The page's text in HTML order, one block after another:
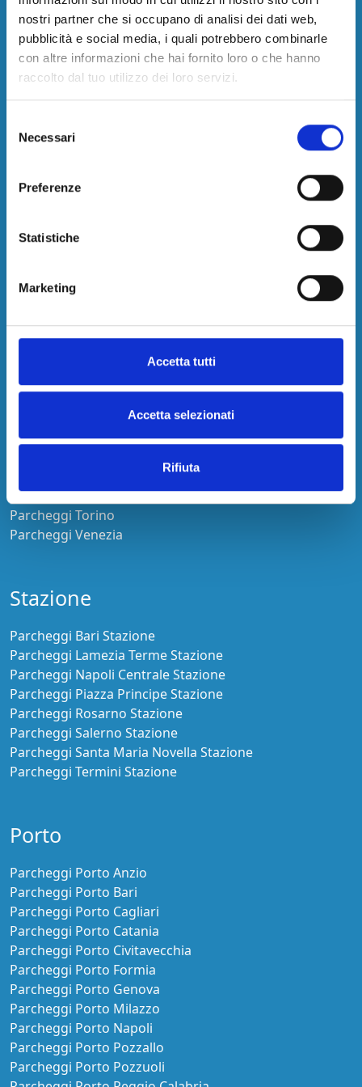
nostri partner che si occupano di analisi dei dati web,
pubblicità e social media, i quali potrebbero combinarle
con altre informazioni che hai fornito loro o che hanno
raccolto dal tuo utilizzo dei loro servizi.
delNecessari
Preferenze
Statistiche
Marketing
Accetta tutti
Accetta selezionati
Rifiuta
Parcheggi Aeroporto Comiso
Parcheggi Aeroporto Firenze
Parcheggi Aeroporto Fiumicino
Parcheggi Aeroporto Genova
Parcheggi Aeroporto Olbia-Costa Smeralda
Parcheggi Aeroporto Pescara
Parcheggi Aeroporto Salerno
Parcheggi Aeroporto Trapani
Città
Parcheggi Caserta
Parcheggi Catania
Parcheggi Napoli
Parcheggi Salerno
Parcheggi Torino
Parcheggi Venezia
Stazione
Parcheggi Bari Stazione
Parcheggi Lamezia Terme Stazione
Parcheggi Napoli Centrale Stazione
Parcheggi Piazza Principe Stazione
Parcheggi Rosarno Stazione
Parcheggi Salerno Stazione
Parcheggi Santa Maria Novella Stazione
Parcheggi Termini Stazione
Porto
Parcheggi Porto Anzio
Parcheggi Porto Bari
Parcheggi Porto Cagliari
Parcheggi Porto Catania
Parcheggi Porto Civitavecchia
Parcheggi Porto Formia
Parcheggi Porto Genova
Parcheggi Porto Milazzo
Parcheggi Porto Napoli
Parcheggi Porto Pozzallo
Parcheggi Porto Pozzuoli